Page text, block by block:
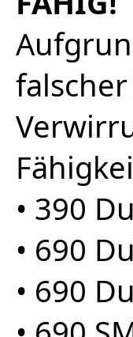
• 390
• 690
• 690